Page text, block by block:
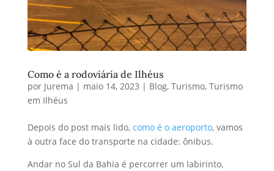
Como é a rodoviária de Ilhéus
por Jurema | maio 14, 2023 | Blog, Turismo, Turismo
em Ilhéus
Depois do post mais lido, como é o aeroporto, vamos
à outra face do transporte na cidade: ônibus.
Andar no Sul da Bahia é percorrer um labirinto,